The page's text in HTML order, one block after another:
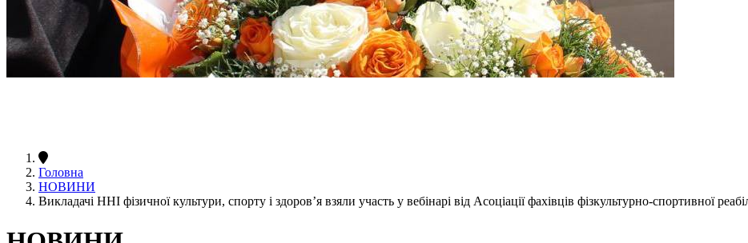
Головна
НОВИНИ
Викладачі ННІ фізичної культури, спорту і здоров’я взяли участь у вебінарі від Асоціації фахівців фізкультурно-спортивної